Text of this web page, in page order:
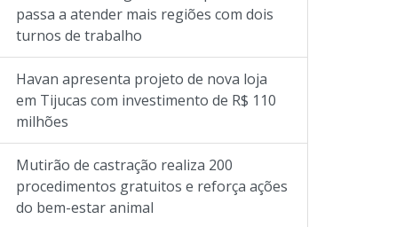
passa a atender mais regiões com dois
turnos de trabalho
Havan apresenta projeto de nova loja
em Tijucas com investimento de R$ 110
milhões
Mutirão de castração realiza 200
procedimentos gratuitos e reforça ações
do bem-estar animal